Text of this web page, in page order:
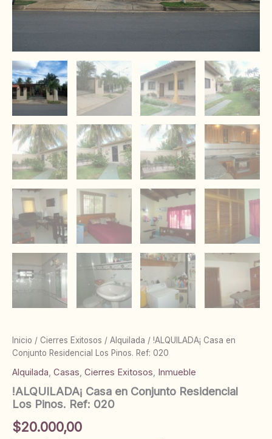
Inicio / Cierres Exitosos / Alquilada / !ALQUILADA¡ Casa en
Conjunto Residencial Los Pinos. Ref: 020
Alquilada, Casas, Cierres Exitosos, Inmueble
!ALQUILADA¡ Casa en Conjunto Residencial
Los Pinos. Ref: 020
$20.000,00